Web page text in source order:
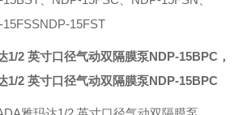
15FST
1/2 英寸口径气动双隔膜泵NDP-15BPC ，
1/2 英寸口径气动双隔膜泵NDP-15BPC